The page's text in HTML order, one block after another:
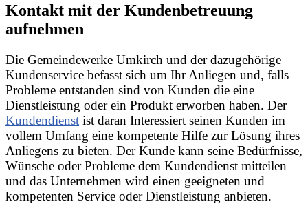
Kontakt mit der Kundenbetreuung
aufnehmen
Die Gemeindewerke Umkirch und der dazugehörige
Kundenservice befasst sich um Ihr Anliegen und, falls
Probleme entstanden sind von Kunden die eine
Dienstleistung oder ein Produkt erworben haben. Der
Kundendienst ist daran Interessiert seinen Kunden im
vollem Umfang eine kompetente Hilfe zur Lösung ihres
Anliegens zu bieten. Der Kunde kann seine Bedürfnisse,
Wünsche oder Probleme dem Kundendienst mitteilen
und das Unternehmen wird einen geeigneten und
kompetenten Service oder Dienstleistung anbieten.